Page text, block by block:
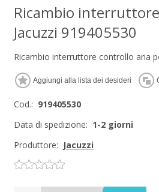
Ricambio
Jacuzzi 919405530
Ricambio interruttore controllo aria
Cod.: 919405530
Data di spedizione: 1-2 giorni
Produttore: Jacuzzi